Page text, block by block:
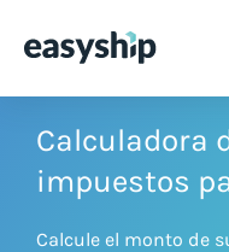
Solutions
Calculadora
impuestos
Calcule el monto de